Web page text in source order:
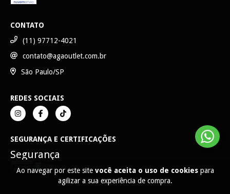
Ao navegar por este site você aceita o uso de cookiespara
agilizar a sua experiência de compra.
CONTATO
(11) 97712-4021
contato@agaoutlet.com.br
São Paulo/SP
REDES SOCIAIS
SEGURANÇA E CERTIFICAÇÕES
Segurança